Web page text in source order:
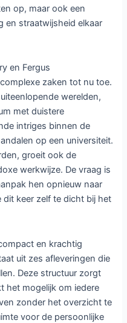
op, maar ook een
en straatwijsheid elkaar
en Fergus
zaken tot nu toe.
werelden,
met duistere
intriges binnen de
op een universiteit.
groeit ook de
werkwijze. De vraag is
hen opnieuw naar
dit keer zelf te dicht bij het
en krachtig
uit zes afleveringen die
Deze structuur zorgt
het mogelijk om iedere
zonder het overzicht te
voor de persoonlijke